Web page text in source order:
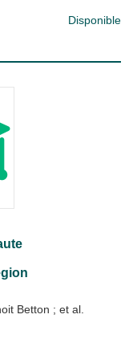
Disponible
Betton ; et al.